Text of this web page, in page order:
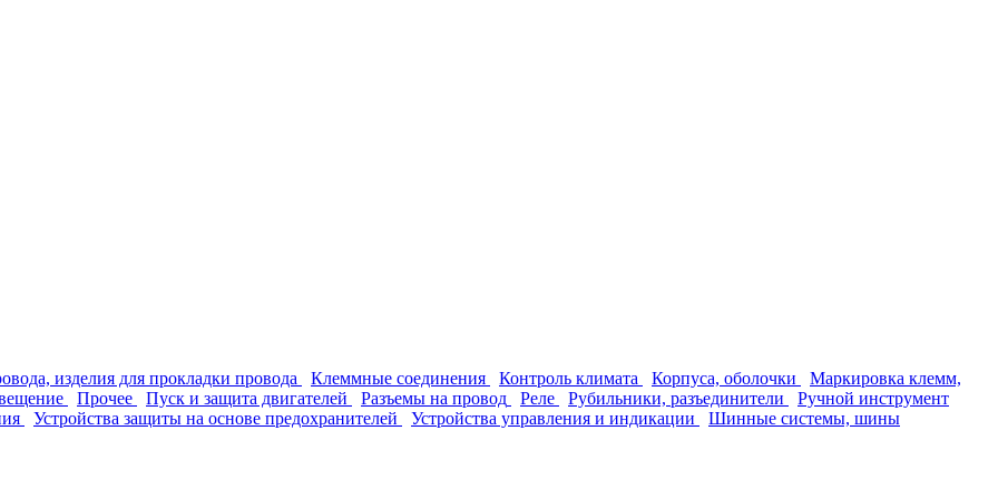
изделия для прокладки провода Клеммные соединения Контроль климата Корпуса, оболочки
Маркировка клемм,
Прочее Пуск и защита двигателей Разъемы на провод Реле Рубильники, разъединители
Ручной инструмент
Устройства защиты на основе предохранителей Устройства управления и индикации
Шинные системы, шины